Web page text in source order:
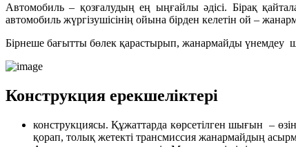
Автомобиль – қозғалудың ең ыңғайлы әдісі. Бірақ
автомобиль жүргізушісінің ойына бірден келетін ой –
Бірнеше бағытты бөлек қарастырып, жанармайды үнемдеу
Конструкция ерекшеліктері
конструкциясы. Құжаттарда көрсетілген шығын –
қорап, толық жетекті трансмиссия жанармайдың